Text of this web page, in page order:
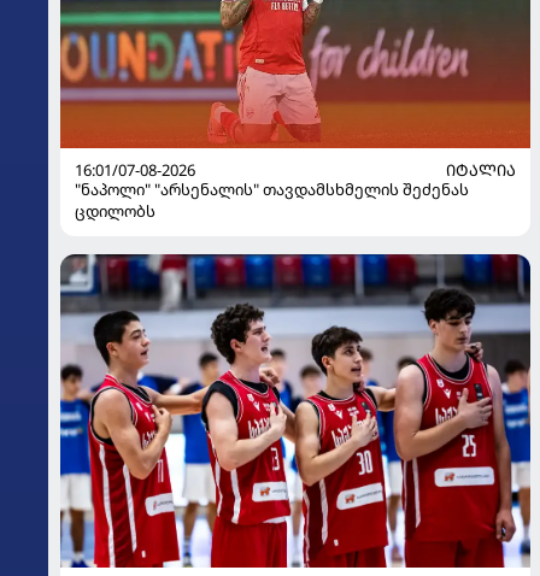
16:01/07-08-2026
ᲘᲢᲐᲚᲘᲐ
"ნაპოლი" "არსენალის" თავდამსხმელის შეძენას
ცდილობს